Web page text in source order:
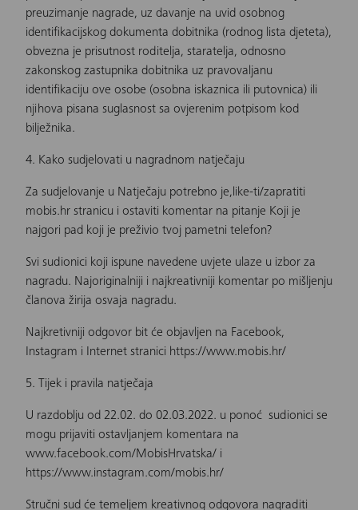
preuzimanje nagrade, uz davanje na uvid osobnog
identifikacijskog dokumenta dobitnika (rodnog lista djeteta),
obvezna je prisutnost roditelja, staratelja, odnosno
zakonskog zastupnika dobitnika uz pravovaljanu
identifikaciju ove osobe (osobna iskaznica ili putovnica) ili
njihova pisana suglasnost sa ovjerenim potpisom kod
bilježnika.
4. Kako sudjelovati u nagradnom natječaju
Za sudjelovanje u Natječaju potrebno je,like-ti/zapratiti
mobis.hr stranicu i ostaviti komentar na pitanje Koji je
najgori pad koji je preživio tvoj pametni telefon?
Svi sudionici koji ispune navedene uvjete ulaze u izbor za
nagradu. Najoriginalniji i najkreativniji komentar po mišljenju
članova žirija osvaja nagradu.
Najkretivniji odgovor bit će objavljen na Facebook,
Instagram i Internet stranici https://www.mobis.hr/
5. Tijek i pravila natječaja
U razdoblju od 22.02. do 02.03.2022. u ponoć sudionici se
mogu prijaviti ostavljanjem komentara na
www.facebook.com/MobisHrvatska/ i
https://www.instagram.com/mobis.hr/
Stručni sud će temeljem kreativnog odgovora nagraditi